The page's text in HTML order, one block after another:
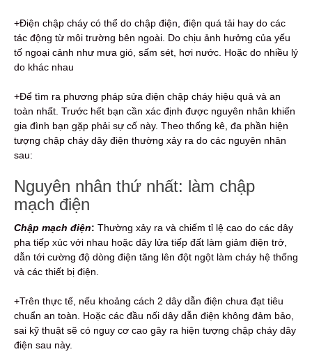
+Điện chập cháy có thể do chập điện, điện quá tải hay do các
tác động từ môi trường bên ngoài. Do chịu ảnh hưởng của yếu
tố ngoại cảnh như mưa gió, sấm sét, hơi nước. Hoặc do nhiều lý
do khác nhau
+Để tìm ra phương pháp sửa điện chập cháy hiệu quả và an
toàn nhất. Trước hết bạn cần xác định được nguyên nhân khiến
gia đình bạn gặp phải sự cố này. Theo thống kê, đa phần hiện
tượng chập cháy dây điện thường xảy ra do các nguyên nhân
sau:
Nguyên nhân thứ nhất: làm chập
mạch điện
Chập mạch điện: Thường xảy ra và chiếm tỉ lệ cao do các dây
pha tiếp xúc với nhau hoặc dây lửa tiếp đất làm giảm điện trở,
dẫn tới cường độ dòng điện tăng lên đột ngột làm cháy hệ thống
và các thiết bị điện.
+Trên thực tế, nếu khoảng cách 2 dây dẫn điện chưa đạt tiêu
chuẩn an toàn. Hoặc các đầu nối dây dẫn điện không đảm bảo,
sai kỹ thuật sẽ có nguy cơ cao gây ra hiện tượng chập cháy dây
điện sau này.